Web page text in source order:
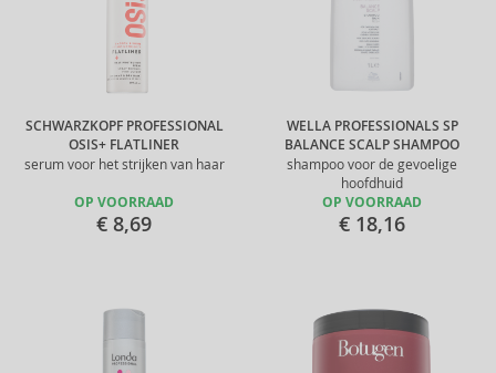
SCHWARZKOPF PROFESSIONAL
OSIS+ FLATLINER
serum voor het strijken van haar
OP VOORRAAD
€ 8,69
WELLA PROFESSIONALS SP
BALANCE SCALP SHAMPOO
shampoo voor de gevoelige
hoofdhuid
OP VOORRAAD
€ 18,16